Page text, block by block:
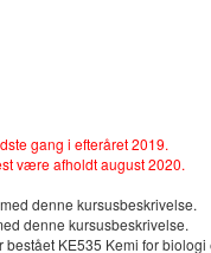
gang i efteråret 2019.
være afholdt august 2020.
denne kursusbeskrivelse.
denne kursusbeskrivelse.
KE535 Kemi for biologi